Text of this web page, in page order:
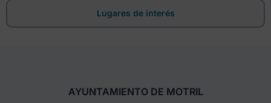
Lugares de interés
AYUNTAMIENTO DE MOTRIL